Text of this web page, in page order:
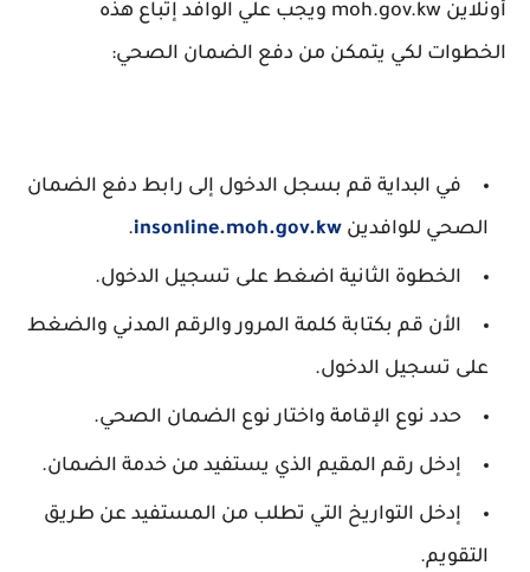
أونلاين moh.gov.kw ويجب علي الوافد إتباع هذه
الخطوات لكي يتمكن من دفع الضمان الصحي:
في البداية قم بسجل الدخول إلى رابط دفع الضمان
الصحي للوافدين insonline.moh.gov.kw
.
الخطوة الثانية اضغط على تسجيل الدخول.
الأن قم بكتابة كلمة المرور والرقم المدني والضغط
على تسجيل الدخول.
حدد نوع الإقامة واختار نوع الضمان الصحي.
إدخل رقم المقيم الذي يستفيد من خدمة الضمان.
إدخل التواريخ التي تطلب من المستفيد عن طريق
التقويم.